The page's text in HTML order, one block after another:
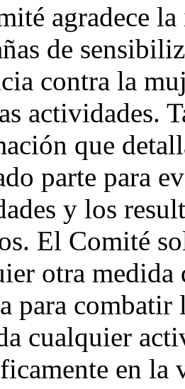
agradece
de
contra la
actividades.
que
parte para
y los
El Comité
otra medida
para
cualquier
en la